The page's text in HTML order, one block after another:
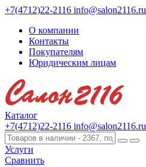
+7(4712)22-2116 info@salon2116.ru
О компании
Контакты
Покупателям
Юридическим лицам
Каталог
+7(4712)22-2116 info@salon2116.ru
Услуги
Сравнить